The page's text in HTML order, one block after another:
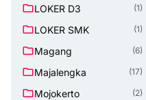
LOKER D3 (1)
LOKER SMK (1)
Magang (6)
Majalengka (17)
Mojokerto (2)